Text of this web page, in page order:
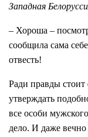
Западная
– Хороша –
сообщила сама
отвесть!
Ради правды стоит
утверждать
все особи
дело. И даже